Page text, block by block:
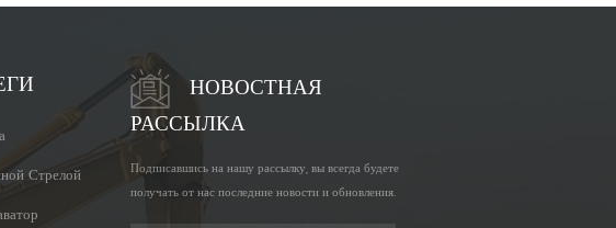
Стрелой
НОВОСТНАЯ
РАССЫЛКА
Подписавшись на нашу рассылку, вы всегда будете
получать от нас последние новости и обновления.